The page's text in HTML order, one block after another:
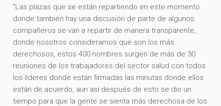
“Las plazas que se están repartiendo en este momento
donde también hay una discusión de parte de algunos
compañeros se van a repartir de manera transparente,
donde nosotros consideramos que son los más
derechosos, estos 400 nombres surgen de más de 30
reuniones de los trabajadores del sector salud con todos
los líderes donde están firmadas las minutas donde ellos
están de acuerdo, aun así después de esto se dio un
tiempo para que la gente se sienta más derechosa de los